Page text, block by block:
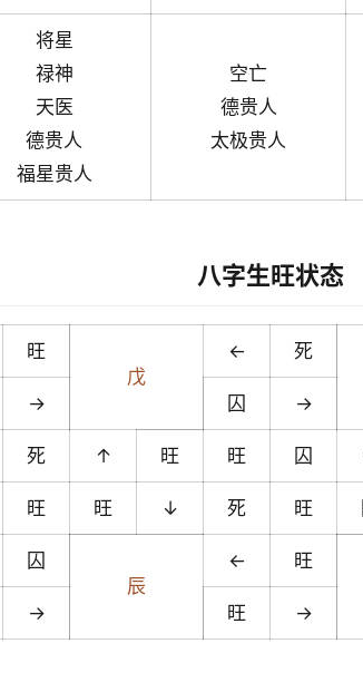
将星
禄神
天医
德贵人
福星贵人
空亡
德贵人
太极贵人
八字生旺状态
旺
戊
←
死
→ 囚 →
死 ↑ 旺 旺 囚
旺 旺 ↓ 死 旺
囚
辰
←
旺
→ 旺 →